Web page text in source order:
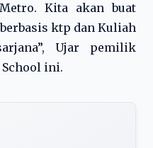
Kita akan buat
ktp dan Kuliah
Ujar pemilik
School ini.